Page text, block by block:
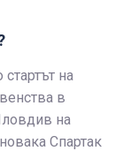
на
в
на
Спартак